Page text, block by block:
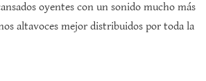
oyentes con un sonido mucho más
altavoces mejor distribuidos por toda la